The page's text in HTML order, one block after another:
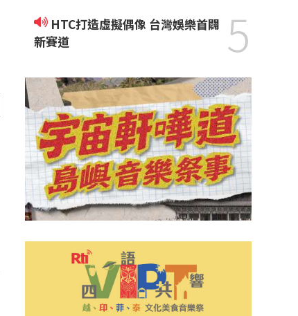
新賽道
5